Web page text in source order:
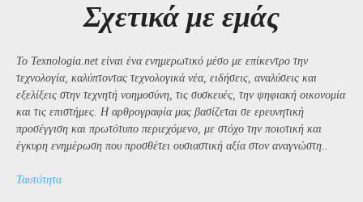
Σχετικά με εμάς
Το Texnologia.net είναι ένα ενημερωτικό μέσο με επίκεντρο την
τεχνολογία, καλύπτοντας τεχνολογικά νέα, ειδήσεις, αναλύσεις και
εξελίξεις στην τεχνητή νοημοσύνη, τις συσκευές, την ψηφιακή οικονομία
και τις επιστήμες. Η αρθρογραφία μας βασίζεται σε ερευνητική
προσέγγιση και πρωτότυπο περιεχόμενο, με στόχο την ποιοτική και
έγκυρη ενημέρωση που προσθέτει ουσιαστική αξία στον αναγνώστη..
Ταυτότητα